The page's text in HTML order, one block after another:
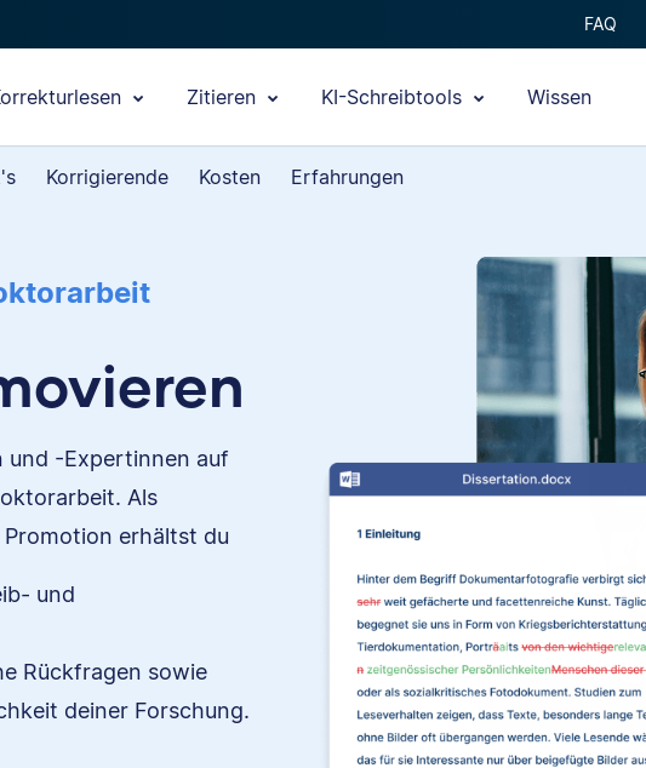
FAQ
Zitieren KI-Schreibtools Wissen
Korrigierende Kosten Erfahrungen
und -Expertinnen auf
Als
erhältst du
und
Rückfragen sowie
deiner Forschung.